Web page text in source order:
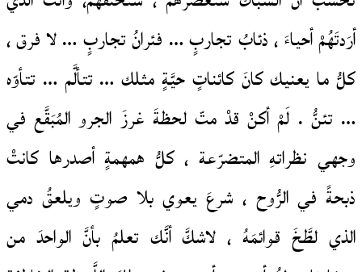
أرَدتَهُمْ أحياءَ ، ذئابُ تجاربٍ … فئرانُ تجاربٍ … لا فرق ،
كلُّ ما يعنيك كانَ كائناتٍ حيَّةٍ مثلك … تتألَّم … تتأوّه
… تئنُّ . لَمْ أكنْ قدْ متّ لحظةَ غرزَ الجرو المُبَقَّع في
وجهي نظراتهِ المتضرّعة ، كلُّ همهمةٍ أصدرها كانتْ
ذبحةً في الرُّوح ، شرعَ يعوي بلا صوتٍ ويلعقُ دمي
الذي لطَّخَ قوائمَهُ ، لاشكَّ أنَّك تعلمُ بأنَّ الواحدَ من